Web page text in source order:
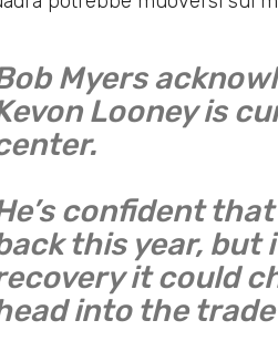
Myers
Looney is
confident
this year, but
it could
into the